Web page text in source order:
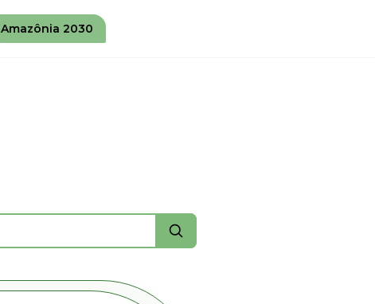
Amazônia 2030